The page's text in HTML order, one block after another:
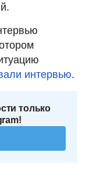
интервью.
только